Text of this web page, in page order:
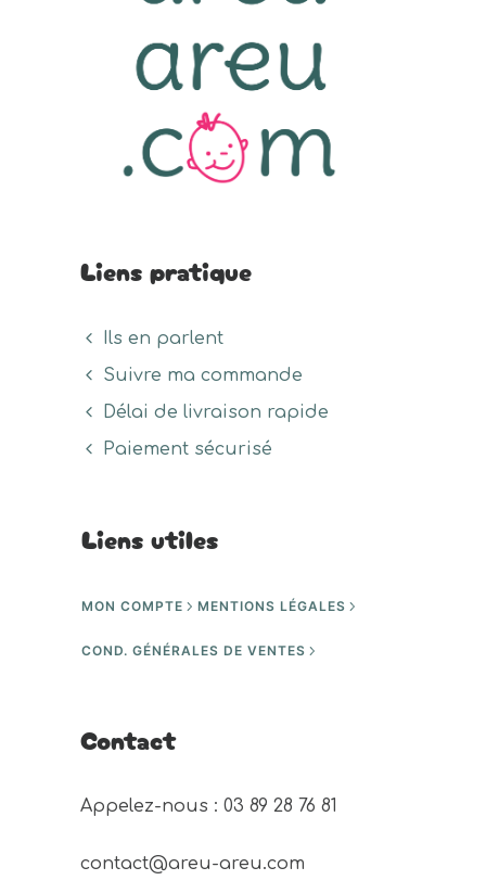
Liens pratique
Ils en parlent
Suivre ma commande
Délai de livraison rapide
Paiement sécurisé
Liens utiles
MON COMPTE MENTIONS LÉGALES
COND. GÉNÉRALES DE VENTES
Contact
Appelez-nous : 03 89 28 76 81
contact@areu-areu.com